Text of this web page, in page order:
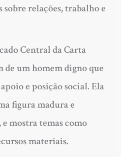
relações, trabalho e
Central da Carta
de um homem digno que
e posição social. Ela
figura madura e
mostra temas como
materiais.